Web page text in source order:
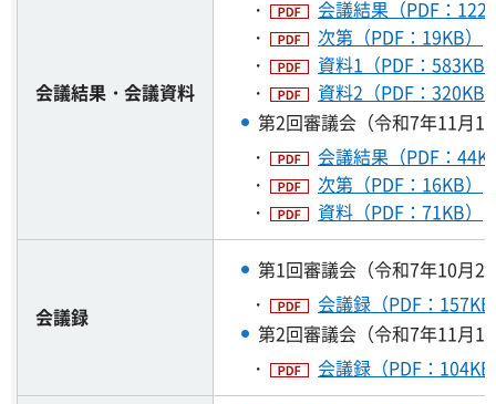
会議結果・会議資料
・
会議結果（PDF：
・
次第（PDF：19KB）
・
資料1（PDF：583KB
・
資料2（PDF：320KB
第2回審議会（令和7年11月
・
会議結果（PDF：
・
次第（PDF：16KB）
・
資料（PDF：71KB）
会議録
第1回審議会（令和7年10月
・
会議録（PDF：
第2回審議会（令和7年11月
・
会議録（PDF：